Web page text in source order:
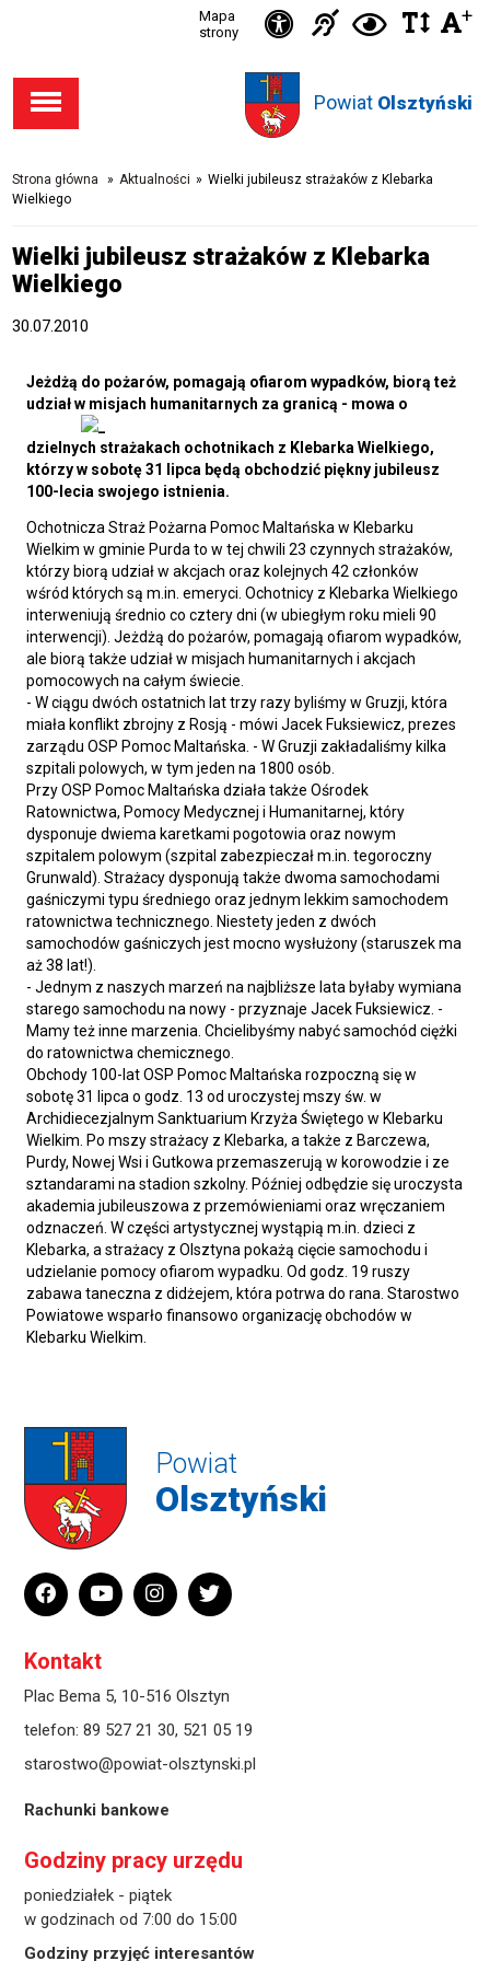
Przejdź
dostępności
Przejdź
głównego
Przejdź
wyszukiwarki
Przejdź
Powiat Olsztyński
Mapa
strony
Ikonka
dostępności
IkonkaIkonka
w
+
Strona główna » Aktualności » Wielki jubileusz strażaków z Klebarka
Wielkiego
Wielki jubileusz strażaków z Klebarka
Wielkiego
30.07.2010
Jeżdżą do pożarów, pomagają ofiarom wypadków, biorą też
udział w misjach humanitarnych za granicą - mowa o
dzielnych strażakach ochotnikach z Klebarka Wielkiego,
którzy w sobotę 31 lipca będą obchodzić piękny jubileusz
100-lecia swojego istnienia.
Ochotnicza Straż Pożarna Pomoc Maltańska w Klebarku
Wielkim w gminie Purda to w tej chwili 23 czynnych strażaków,
którzy biorą udział w akcjach oraz kolejnych 42 członków
wśród których są m.in. emeryci. Ochotnicy z Klebarka Wielkiego
interweniują średnio co cztery dni (w ubiegłym roku mieli 90
interwencji). Jeżdżą do pożarów, pomagają ofiarom wypadków,
ale biorą także udział w misjach humanitarnych i akcjach
pomocowych na całym świecie.
- W ciągu dwóch ostatnich lat trzy razy byliśmy w Gruzji, która
miała konflikt zbrojny z Rosją - mówi Jacek Fuksiewicz, prezes
zarządu OSP Pomoc Maltańska. - W Gruzji zakładaliśmy kilka
szpitali polowych, w tym jeden na 1800 osób.
Przy OSP Pomoc Maltańska działa także Ośrodek
Ratownictwa, Pomocy Medycznej i Humanitarnej, który
dysponuje dwiema karetkami pogotowia oraz nowym
szpitalem polowym (szpital zabezpieczał m.in. tegoroczny
Grunwald). Strażacy dysponują także dwoma samochodami
gaśniczymi typu średniego oraz jednym lekkim samochodem
ratownictwa technicznego. Niestety jeden z dwóch
samochodów gaśniczych jest mocno wysłużony (staruszek ma
aż 38 lat!).
- Jednym z naszych marzeń na najbliższe lata byłaby wymiana
starego samochodu na nowy - przyznaje Jacek Fuksiewicz. -
Mamy też inne marzenia. Chcielibyśmy nabyć samochód ciężki
do ratownictwa chemicznego.
Obchody 100-lat OSP Pomoc Maltańska rozpoczną się w
sobotę 31 lipca o godz. 13 od uroczystej mszy św. w
Archidiecezjalnym Sanktuarium Krzyża Świętego w Klebarku
Wielkim. Po mszy strażacy z Klebarka, a także z Barczewa,
Purdy, Nowej Wsi i Gutkowa przemaszerują w korowodzie i ze
sztandarami na stadion szkolny. Później odbędzie się uroczysta
akademia jubileuszowa z przemówieniami oraz wręczaniem
odznaczeń. W części artystycznej wystąpią m.in. dzieci z
Klebarka, a strażacy z Olsztyna pokażą cięcie samochodu i
udzielanie pomocy ofiarom wypadku. Od godz. 19 ruszy
zabawa taneczna z didżejem, która potrwa do rana. Starostwo
Powiatowe wsparło finansowo organizację obchodów w
Klebarku Wielkim.
Powiat
Olsztyński
Kontakt
Plac Bema 5, 10-516 Olsztyn
telefon: 89 527 21 30, 521 05 19
starostwo@powiat-olsztynski.pl
Rachunki bankowe
Godziny pracy urzędu
poniedziałek - piątek
w godzinach od 7:00 do 15:00
Godziny przyjęć interesantów